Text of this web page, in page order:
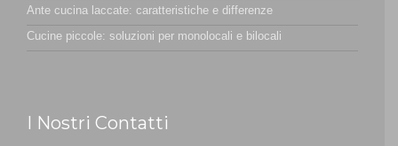
Ante cucina laccate: caratteristiche e differenze
Cucine piccole: soluzioni per monolocali e bilocali
I Nostri Contatti